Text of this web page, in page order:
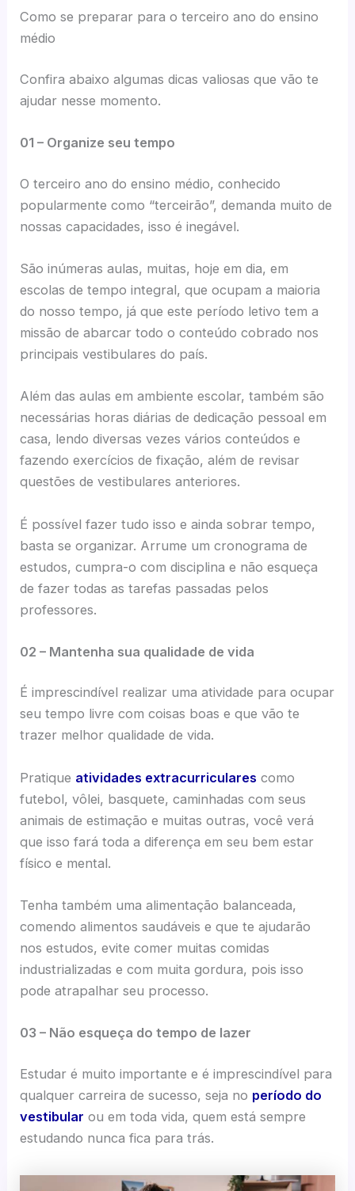
Como se preparar para o terceiro ano do ensino
médio
Confira abaixo algumas dicas valiosas que vão te
ajudar nesse momento.
01 – Organize seu tempo
O terceiro ano do ensino médio, conhecido
popularmente como “terceirão”, demanda muito de
nossas capacidades, isso é inegável.
São inúmeras aulas, muitas, hoje em dia, em
escolas de tempo integral, que ocupam a maioria
do nosso tempo, já que este período letivo tem a
missão de abarcar todo o conteúdo cobrado nos
principais vestibulares do país.
Além das aulas em ambiente escolar, também são
necessárias horas diárias de dedicação pessoal em
casa, lendo diversas vezes vários conteúdos e
fazendo exercícios de fixação, além de revisar
questões de vestibulares anteriores.
É possível fazer tudo isso e ainda sobrar tempo,
basta se organizar. Arrume um cronograma de
estudos, cumpra-o com disciplina e não esqueça
de fazer todas as tarefas passadas pelos
professores.
02 – Mantenha sua qualidade de vida
É imprescindível realizar uma atividade para ocupar
seu tempo livre com coisas boas e que vão te
trazer melhor qualidade de vida.
Pratique atividades extracurriculares como
futebol, vôlei, basquete, caminhadas com seus
animais de estimação e muitas outras, você verá
que isso fará toda a diferença em seu bem estar
físico e mental.
Tenha também uma alimentação balanceada,
comendo alimentos saudáveis e que te ajudarão
nos estudos, evite comer muitas comidas
industrializadas e com muita gordura, pois isso
pode atrapalhar seu processo.
03 – Não esqueça do tempo de lazer
Estudar é muito importante e é imprescindível para
qualquer carreira de sucesso, seja no período do
vestibular ou em toda vida, quem está sempre
estudando nunca fica para trás.